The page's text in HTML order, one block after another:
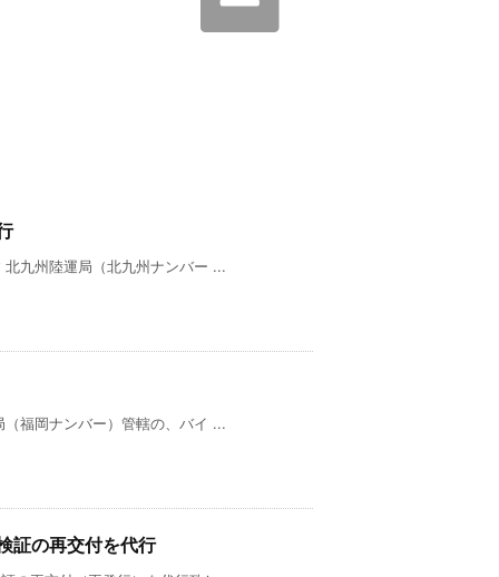
九州陸運局（北九州ナンバー ...
福岡ナンバー）管轄の、バイ ...
証の再交付を代行